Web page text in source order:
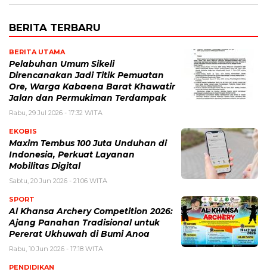
BERITA TERBARU
BERITA UTAMA
Pelabuhan Umum Sikeli
Direncanakan Jadi Titik Pemuatan
Ore, Warga Kabaena Barat Khawatir
Jalan dan Permukiman Terdampak
Rabu, 29 Jul 2026 - 17:32 WITA
EKOBIS
Maxim Tembus 100 Juta Unduhan di
Indonesia, Perkuat Layanan
Mobilitas Digital
Sabtu, 20 Jun 2026 - 21:06 WITA
SPORT
Al Khansa Archery Competition 2026:
Ajang Panahan Tradisional untuk
Pererat Ukhuwah di Bumi Anoa
Rabu, 10 Jun 2026 - 17:18 WITA
PENDIDIKAN